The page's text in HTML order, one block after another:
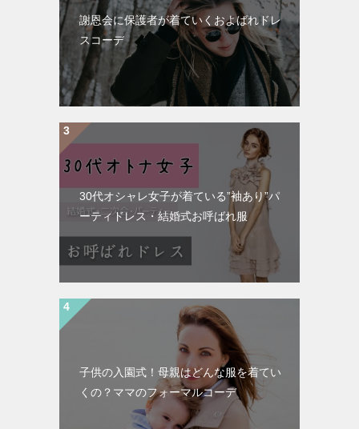
謝恩会に保護者が着ていくおよばれドレ
スコーデ
30代オシャレ女子が着ている”袖あり”パ
ーティドレス・結婚式お呼ばれ服
子供の入園式！母親はどんな服を着てい
くの？ママのフォーマルコーデ